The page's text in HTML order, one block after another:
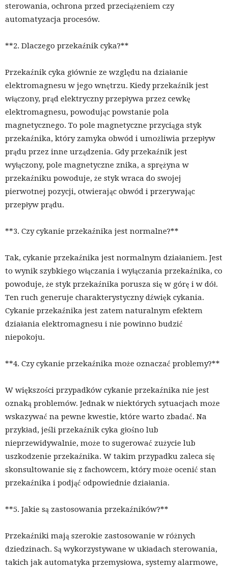
sterowania, ochrona przed przeciążeniem czy
automatyzacja procesów.
**2. Dlaczego przekaźnik cyka?**
Przekaźnik cyka głównie ze względu na działanie
elektromagnesu w jego wnętrzu. Kiedy przekaźnik jest
włączony, prąd elektryczny przepływa przez cewkę
elektromagnesu, powodując powstanie pola
magnetycznego. To pole magnetyczne przyciąga styk
przekaźnika, który zamyka obwód i umożliwia przepływ
prądu przez inne urządzenia. Gdy przekaźnik jest
wyłączony, pole magnetyczne znika, a sprężyna w
przekaźniku powoduje, że styk wraca do swojej
pierwotnej pozycji, otwierając obwód i przerywając
przepływ prądu.
**3. Czy cykanie przekaźnika jest normalne?**
Tak, cykanie przekaźnika jest normalnym działaniem. Jest
to wynik szybkiego włączania i wyłączania przekaźnika, co
powoduje, że styk przekaźnika porusza się w górę i w dół.
Ten ruch generuje charakterystyczny dźwięk cykania.
Cykanie przekaźnika jest zatem naturalnym efektem
działania elektromagnesu i nie powinno budzić
niepokoju.
**4. Czy cykanie przekaźnika może oznaczać problemy?**
W większości przypadków cykanie przekaźnika nie jest
oznaką problemów. Jednak w niektórych sytuacjach może
wskazywać na pewne kwestie, które warto zbadać. Na
przykład, jeśli przekaźnik cyka głośno lub
nieprzewidywalnie, może to sugerować zużycie lub
uszkodzenie przekaźnika. W takim przypadku zaleca się
skonsultowanie się z fachowcem, który może ocenić stan
przekaźnika i podjąć odpowiednie działania.
**5. Jakie są zastosowania przekaźników?**
Przekaźniki mają szerokie zastosowanie w różnych
dziedzinach. Są wykorzystywane w układach sterowania,
takich jak automatyka przemysłowa, systemy alarmowe,